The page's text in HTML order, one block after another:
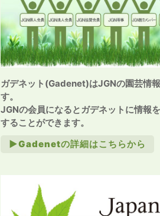
ガデネット(Gadenet)はJGNの園芸情
す。
JGNの会員になるとガデネットに情報
することができます。
►Gadenetの詳細はこちらから